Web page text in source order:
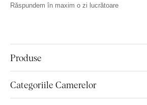
Produse
Categoriile Camerelor
Răspundem în maxim o zi lucrătoare